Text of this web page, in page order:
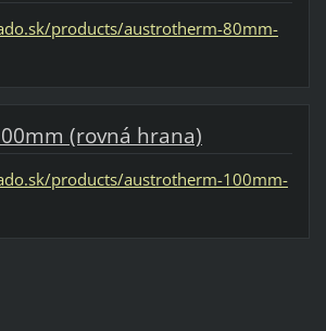
products/austrotherm-80mm-
(rovná hrana)
products/austrotherm-100mm-